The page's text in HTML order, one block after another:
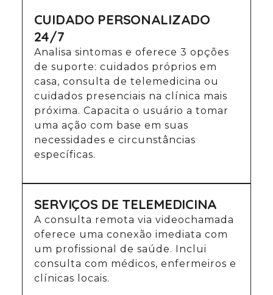
CUIDADO PERSONALIZADO
24/7
Analisa sintomas e oferece 3 opções
de suporte: cuidados próprios em
casa, consulta de telemedicina ou
cuidados presenciais na clínica mais
próxima. Capacita o usuário a tomar
uma ação com base em suas
necessidades e circunstâncias
específicas.
SERVIÇOS DE TELEMEDICINA
A consulta remota via videochamada
oferece uma conexão imediata com
um profissional de saúde. Inclui
consulta com médicos, enfermeiros e
clínicas locais.